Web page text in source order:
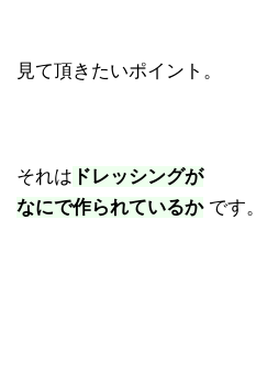
見て頂きたいポイント。
それは ドレッシングが
なにで作られているかです。